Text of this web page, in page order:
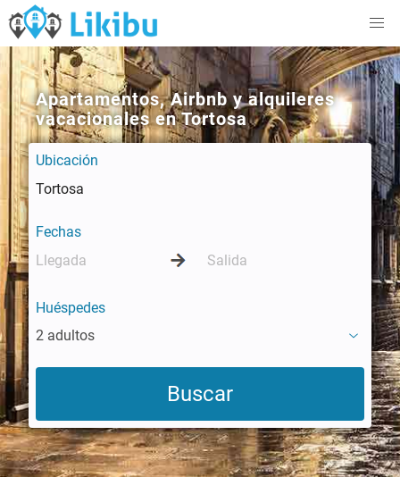
Apartamentos, Airbnb y alquileres
vacacionales en Tortosa
Ubicación
Fechas
Huéspedes
2 adultos